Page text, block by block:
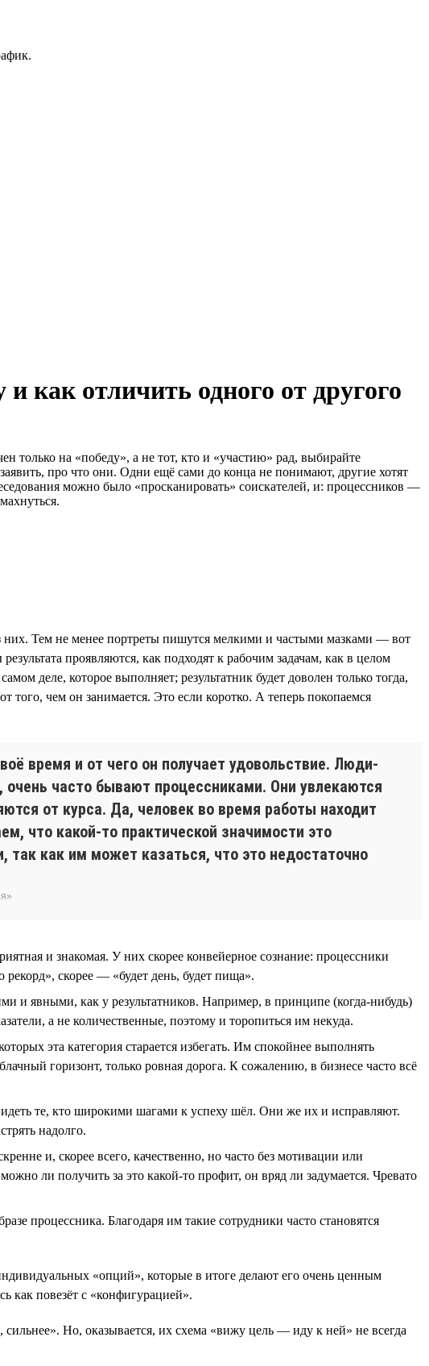
как отличить одного от другого
только на «победу», а не тот, кто и «участию» рад, выбирайте
про что они. Одни ещё сами до конца не понимают, другие хотят
можно было «просканировать» соискателей, и: процессников —
них. Тем не менее портреты пишутся мелкими и частыми мазками — вот
проявляются, как подходят к рабочим задачам, как в целом
деле, которое выполняет; результатник будет доволен только тогда,
того, чем он занимается. Это если коротко. А теперь покопаемся
время и от чего он получает удовольствие. Люди-
часто бывают процессниками. Они увлекаются
от курса. Да, человек во время работы находит
что какой-то практической значимости это
так как им может казаться, что это недостаточно
и знакомая. У них скорее конвейерное сознание: процессники
скорее — «будет день, будет пища».
и явными, как у результатников. Например, в принципе (когда-нибудь)
а не количественные, поэтому и торопиться им некуда.
эта категория старается избегать. Им спокойнее выполнять
горизонт, только ровная дорога. К сожалению, в бизнесе часто всё
те, кто широкими шагами к успеху шёл. Они же их и исправляют.
надолго.
и, скорее всего, качественно, но часто без мотивации или
ли получить за это какой-то профит, он вряд ли задумается. Чревато
процессника. Благодаря им такие сотрудники часто становятся
«опций», которые в итоге делают его очень ценным
как повезёт с «конфигурацией».
Но, оказывается, их схема «вижу цель — иду к ней» не всегда